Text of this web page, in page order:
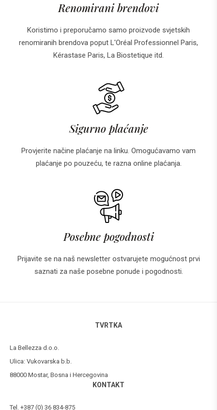
Renomirani brendovi
Koristimo i preporučamo samo proizvode svjetskih
renomiranih brendova poput L'Oréal Professionnel Paris,
Kérastase Paris, La Biostetique itd.
Sigurno plaćanje
Provjerite načine plaćanje na linku. Omogućavamo vam
plaćanje po pouzeću, te razna online plaćanja.
Posebne pogodnosti
Prijavite se na naš newsletter ostvarujete mogućnost prvi
saznati za naše posebne ponude i pogodnosti.
TVRTKA
La Bellezza d.o.o.
Ulica: Vukovarska b.b.
88000 Mostar, Bosna i Hercegovina
KONTAKT
Tel. +387 (0) 36 834-875